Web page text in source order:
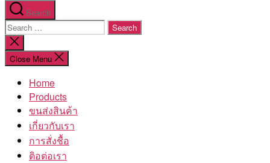
Search
Search
for:
Close
search
Close Menu
Home
Products
ขนส่งสินค้า
เกี่ยวกับเรา
การสั่งชื้อ
ติอต่อเรา